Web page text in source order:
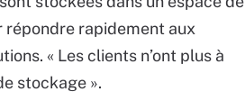
répondre rapidement aux
« Les clients n’ont plus à
stockage ».